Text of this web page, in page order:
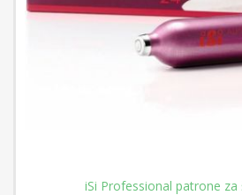
iSi Professional patrone za